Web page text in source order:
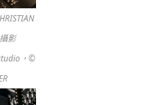
影
，©